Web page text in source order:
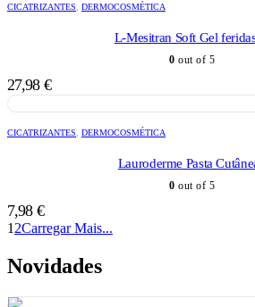
CICATRIZANTES DERMOCOSMÉTICA
L-Mesitran Soft Gel
0 out of 5
27,98 €
CICATRIZANTES DERMOCOSMÉTICA
Lauroderme Pasta
0 out of 5
7,98 €
1 2Carregar Mais...
Novidades